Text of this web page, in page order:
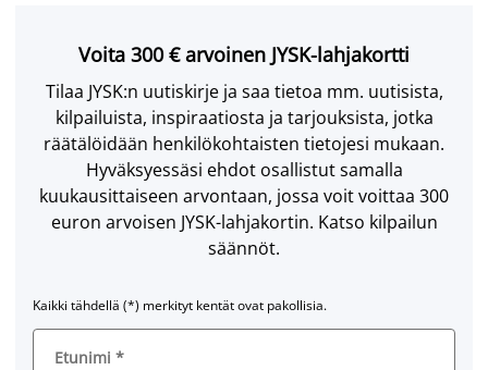
Voita 300 € arvoinen JYSK-lahjakortti
Tilaa JYSK:n uutiskirje ja saa tietoa mm. uutisista,
kilpailuista, inspiraatiosta ja tarjouksista, jotka
räätälöidään henkilökohtaisten tietojesi mukaan.
Hyväksyessäsi ehdot osallistut samalla
kuukausittaiseen arvontaan, jossa voit voittaa 300
euron arvoisen JYSK-lahjakortin. Katso kilpailun
säännöt.
Kaikki tähdellä (*) merkityt kentät ovat pakollisia.
Etunimi *